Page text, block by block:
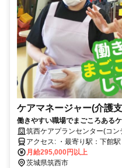
ケアマネージャー(介護
働きやすい職場でまごころある
筑西ケアプランセンター(コ
アクセス: ・最寄り駅：下館駅 車で4分 ・車、バイク通勤可、自転
車通勤可(駐車場完備)
月給295,000円以上
茨城県筑西市